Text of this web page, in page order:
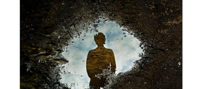
Hogan Veri Raporu​ | DATA
Güçlü yönler, performans riskleri ve
değerlerle ilgili ayrıntılı veri Sağlar.